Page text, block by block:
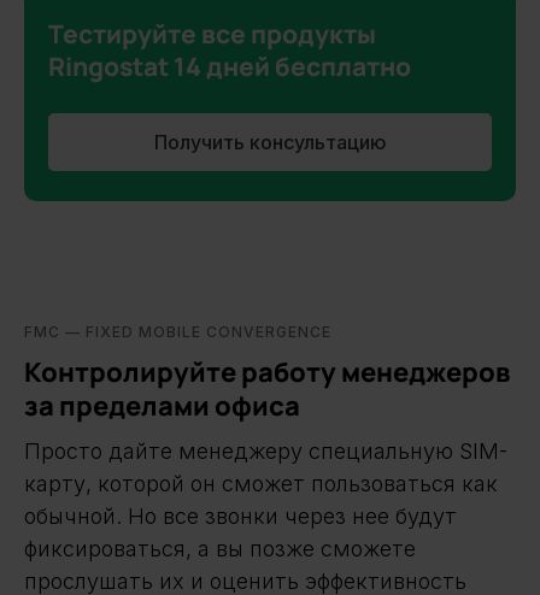
Тестируйте все продукты
Ringostat 14 дней бесплатно
Получить консультацию
FMC — FIXED MOBILE CONVERGENCE
Контролируйте работу менеджеров
за пределами офиса
Просто дайте менеджеру специальную SIM-
карту, которой он сможет пользоваться как
обычной. Но все звонки через нее будут
фиксироваться, а вы позже сможете
прослушать их и оценить эффективность